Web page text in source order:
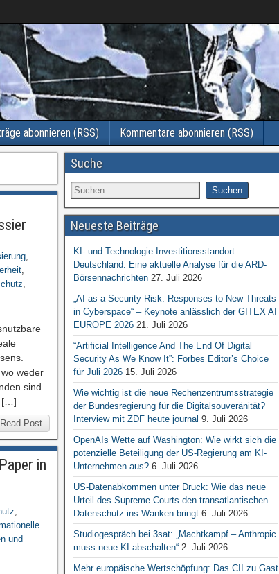
abonnieren (RSS) Kommentare abonnieren (RSS)
,
,
,
weder
sind.
[…]
Read Post
in
,
und
Suche
Neueste Beiträge
KI- und Technologie-Investitionsstandort
Deutschland: Eine aktuelle Analyse für die ARD-
Börsennachrichten 27. Juli 2026
„AI as a Security Risk: Responses to New Threats
in Cyberspace“ – Keynote anlässlich der GITEX AI
EUROPE 2026 21. Juli 2026
“Artificial Intelligence And The End Of Digital
Security As We Know It”: Forbes Editor’s Choice
für Juli 2026 15. Juli 2026
Wie wichtig ist die neue Rechenzentrumsstrategie
der Bundesregierung für die Digitalsouveränität?
Interview mit ZDF heute journal 9. Juli 2026
OpenAIs Wette auf Washington: Wie wirkt sich die
potenzielle Beteiligung der US-Regierung am KI-
Unternehmen aus? 6. Juli 2026
US-Datenabkommen unter Druck: Wie das neue
Urteil des Supreme Courts den transatlantischen
Datenschutz ins Wanken bringt 6. Juli 2026
Studiogespräch bei 3sat: „Machtkampf – Anthropic
muss neue KI abschalten“ 2. Juli 2026
Mehr europäische Wertschöpfung: Das CII zu Gast